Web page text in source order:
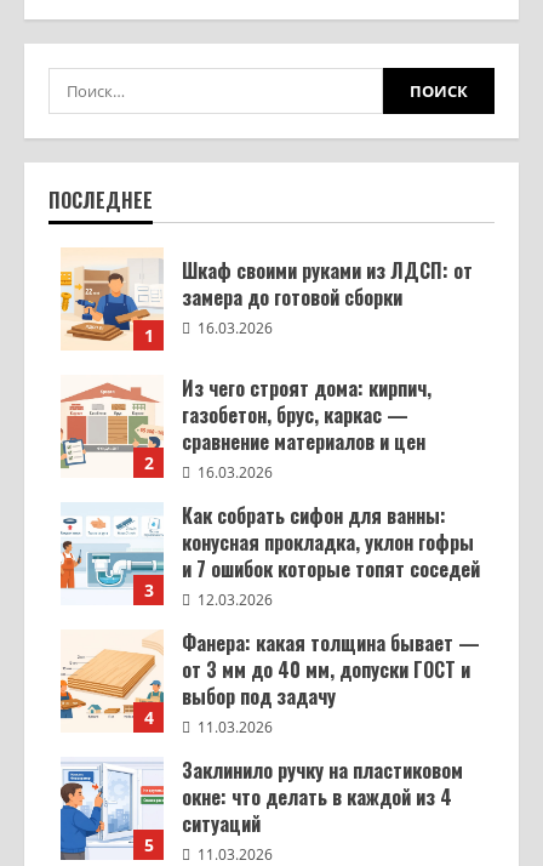
ПОСЛЕДНЕЕ
1
Шкаф своими руками из ЛДСП: от
замера до готовой сборки
16.03.2026
2
Из чего строят дома: кирпич,
газобетон, брус, каркас —
сравнение материалов и цен
16.03.2026
3
Как собрать сифон для ванны:
конусная прокладка, уклон гофры
и 7 ошибок которые топят соседей
12.03.2026
4
Фанера: какая толщина бывает —
от 3 мм до 40 мм, допуски ГОСТ и
выбор под задачу
11.03.2026
5
Заклинило ручку на пластиковом
окне: что делать в каждой из 4
ситуаций
11.03.2026